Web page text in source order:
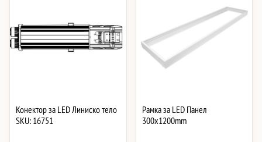
Конектор за LED Линиско тело
SKU: 16751
Рамка за LED Панел
300x1200mm